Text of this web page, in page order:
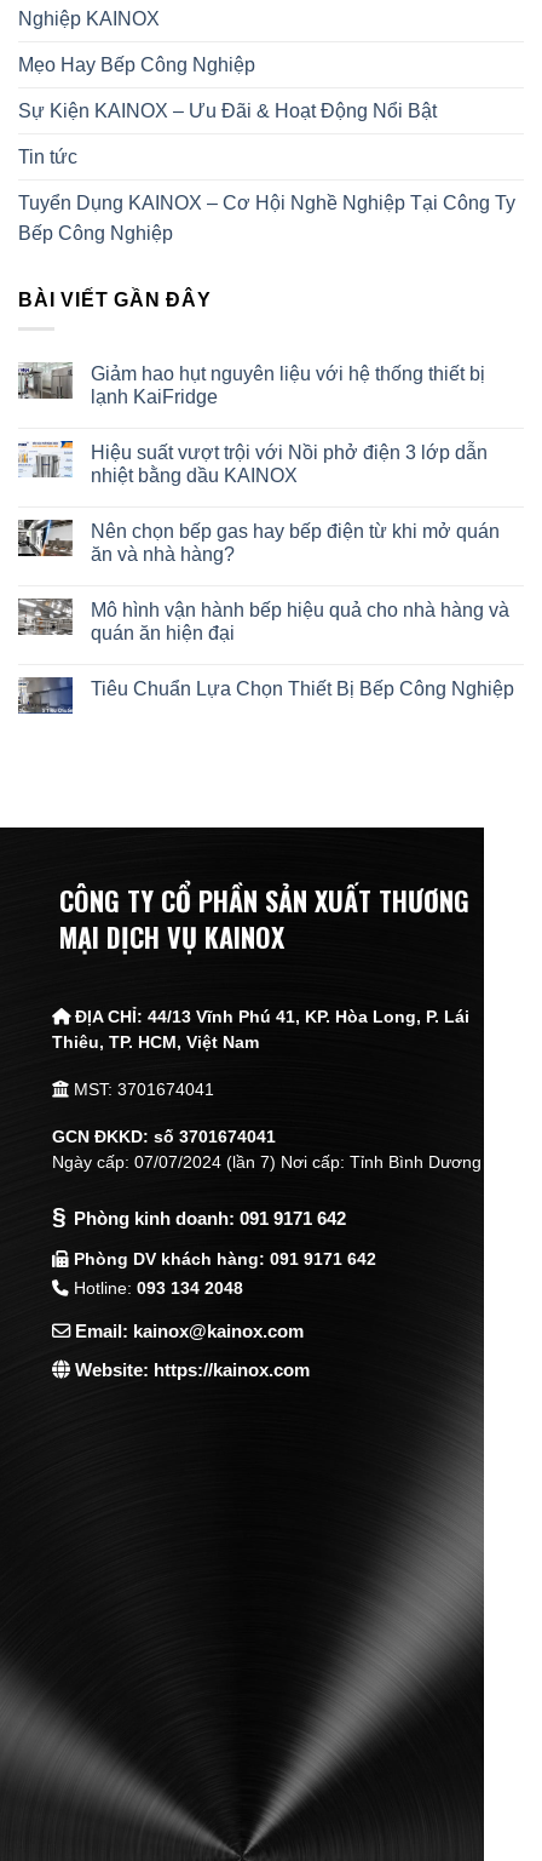
Nghiệp KAINOX
Mẹo Hay Bếp Công Nghiệp
Sự Kiện KAINOX – Ưu Đãi & Hoạt Động Nổi Bật
Tin tức
Tuyển Dụng KAINOX – Cơ Hội Nghề Nghiệp Tại Công Ty
Bếp Công Nghiệp
BÀI VIẾT GẦN ĐÂY
Giảm hao hụt nguyên liệu với hệ thống thiết bị
lạnh KaiFridge
Hiệu suất vượt trội với Nồi phở điện 3 lớp dẫn
nhiệt bằng dầu KAINOX
Nên chọn bếp gas hay bếp điện từ khi mở quán
ăn và nhà hàng?
Mô hình vận hành bếp hiệu quả cho nhà hàng và
quán ăn hiện đại
Tiêu Chuẩn Lựa Chọn Thiết Bị Bếp Công Nghiệp
CÔNG TY CỔ PHẦN SẢN XUẤT THƯƠNG
MẠI DỊCH VỤ KAINOX
ĐỊA CHỈ:44/13 Vĩnh Phú 41, KP. Hòa Long, P. Lái
Thiêu,TP. HCM, Việt Nam
MST: 3701674041
GCN ĐKKD: số 3701674041
Ngày cấp: 07/07/2024 (lần 7) Nơi cấp: Tỉnh Bình Dương
§ Phòng kinh doanh: 091 9171 642
Phòng DV khách hàng: 091 9171 642
Hotline:093 134 2048
Email: kainox@kainox.com
Website: https://kainox.com